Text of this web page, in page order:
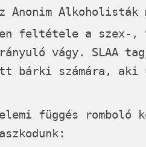
Anonim
feltétele a szex-,
vágy. SLAA
bárki számára, aki
függés romboló